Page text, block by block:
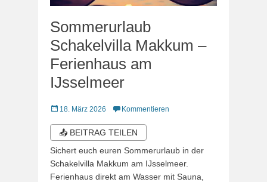
Sommerurlaub
Schakelvilla Makkum –
Ferienhaus am
IJsselmeer
Veröffentlicht
18. März 2026 Kommentieren
📤 BEITRAG TEILEN
Sichert euch euren Sommerurlaub in der
Schakelvilla Makkum am IJsselmeer.
Ferienhaus direkt am Wasser mit Sauna,